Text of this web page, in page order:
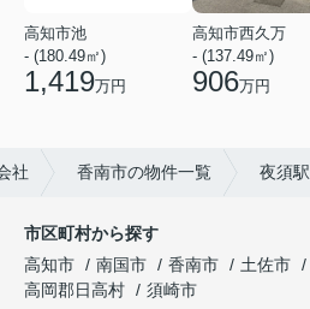
高知市池
- (180.49㎡)
1,419万円
高知市西久万
- (137.49㎡)
906万円
社 香南市の物件一覧 夜須駅
市区町村から探す
高知市
南国市 香南市 土佐市
高岡郡日高村
須崎市